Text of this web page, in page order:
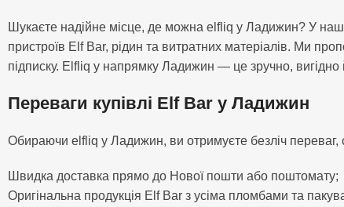
Шукаєте надійне місце, де можна elfliq у Ладижин? У
пристроїв Elf Bar, рідин та витратних матеріалів. Ми
підписку. Elfliq у напрямку Ладижин — це зручно, вигідно
Переваги купівлі Elf Bar у Ладижин
Обираючи elfliq у Ладижин, ви отримуєте безліч переваг,
Швидка доставка прямо до Нової пошти або поштомату;
Оригінальна продукція Elf Bar з усіма пломбами та